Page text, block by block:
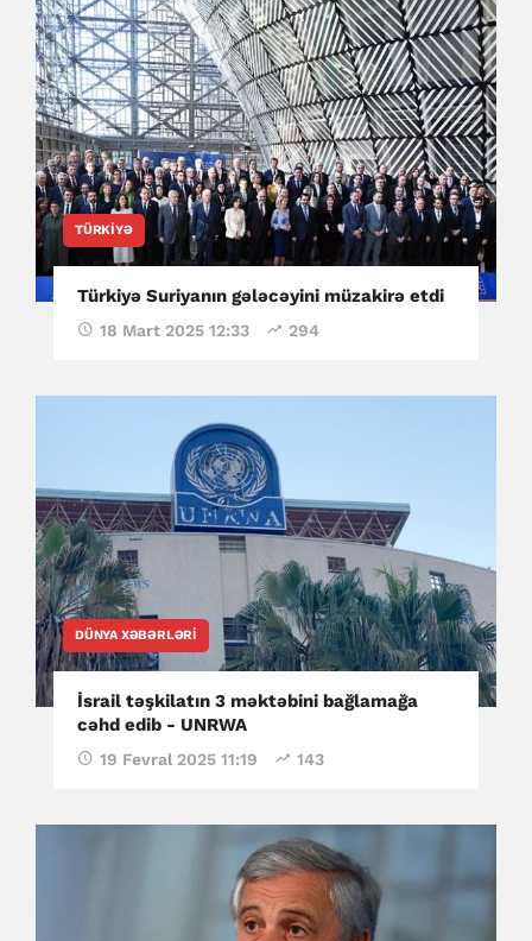
TÜRKIYƏ
Türkiyə Suriyanın gələcəyini müzakirə etdi
18 Mart 2025 12:33 294
DÜNYA XƏBƏRLƏRI
İsrail təşkilatın 3 məktəbini bağlamağa
cəhd edib - UNRWA
19 Fevral 2025 11:19 143